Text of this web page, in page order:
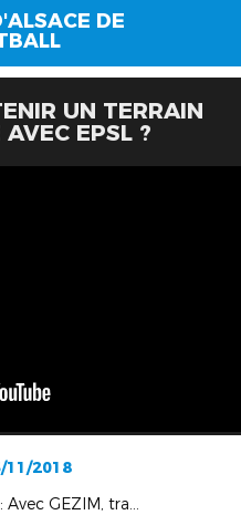
DE
UN TERRAIN
EPSL ?
11/2018
L’œil du pro : Avec GEZIM, travaillez dans les coulisses du stade de la Meinau